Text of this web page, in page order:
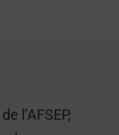
l’AFSEP,